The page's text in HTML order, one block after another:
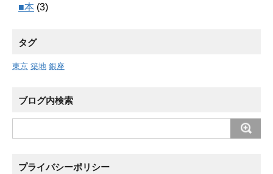
■本 (3)
タグ
東京 築地 銀座
ブログ内検索
プライバシーポリシー